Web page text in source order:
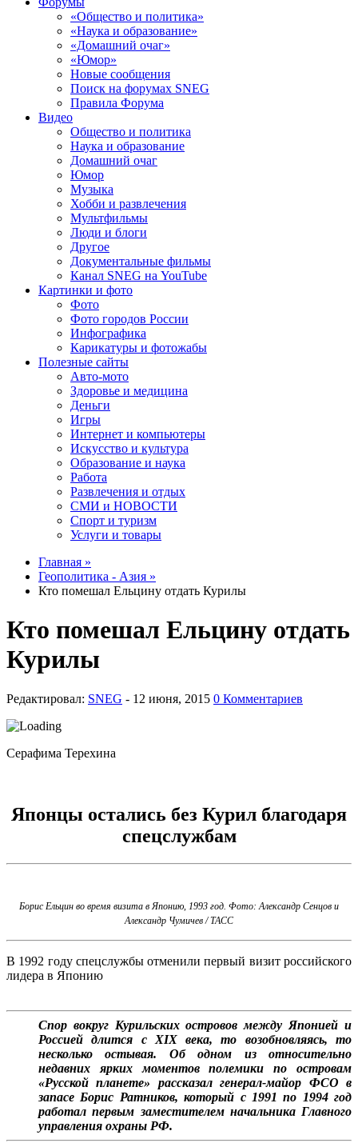
«Общество и политика»
«Наука и образование»
«Домашний очаг»
«Юмор»
Новые сообщения
Поиск на форумах SNEG
Правила Форума
Видео
Общество и политика
Наука и образование
Домашний очаг
Юмор
Музыка
Хобби и развлечения
Мультфильмы
Люди и блоги
Другое
Документальные фильмы
Канал SNEG на YouTube
Картинки и фото
Фото
Фото городов России
Инфографика
Карикатуры и фотожабы
Полезные сайты
Авто-мото
Здоровье и медицина
Деньги
Игры
Интернет и компьютеры
Искусство и культура
Образование и наука
Работа
Развлечения и отдых
СМИ и НОВОСТИ
Спорт и туризм
Услуги и товары
Главная »
Геополитика - Азия »
Кто помешал Ельцину отдать Курилы
Кто помешал Ельцину отдать
Курилы
Редактировал: SNEG - 0 Комментариев
Серафима Терехина
Японцы остались без Курил благодаря
спецслужбам
Борис Ельцин во время визита в Японию, 1993 год. Фото: Александр Сенцов и
Александр Чумичев / ТАСС
В 1992 году спецслужбы отменили первый визит российского
лидера в Японию
Спор вокруг Курильских островов между Японией и
Россией длится с XIX века, то возобновляясь, то
несколько остывая. Об одном из относительно
недавних ярких моментов полемики по островам
«Русской планете» рассказал генерал-майор ФСО в
запасе Борис Ратников, который с 1991 по 1994 год
работал первым заместителем начальника Главного
управления охраны РФ.